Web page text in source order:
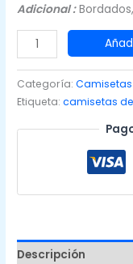
Adicional :
Camisetas
de
Fútbol
para
Categoría:
Etiqueta:camisetas
Descripción